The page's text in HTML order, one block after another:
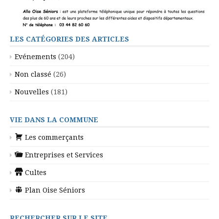
LES CATÉGORIES DES ARTICLES
Evénements (204)
Non classé (26)
Nouvelles (181)
VIE DANS LA COMMUNE
Les commerçants
Entreprises et Services
Cultes
Plan Oise Séniors